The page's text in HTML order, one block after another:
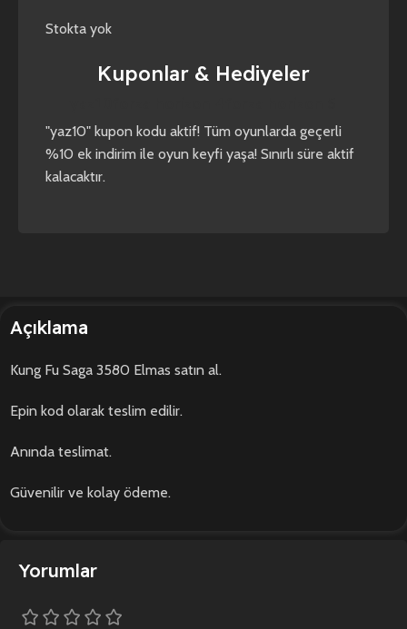
Stokta yok
Kuponlar & Hediyeler
"yaz10" kupon kodu aktif! Tüm oyunlarda geçerli
%10 ek indirim ile oyun keyfi yaşa! Sınırlı süre aktif
kalacaktır.
Açıklama
Kung Fu Saga 3580 Elmas satın al.
Epin kod olarak teslim edilir.
Anında teslimat.
Güvenilir ve kolay ödeme.
Yorumlar